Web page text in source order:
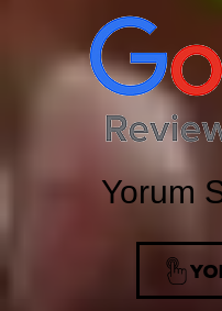
Yorum